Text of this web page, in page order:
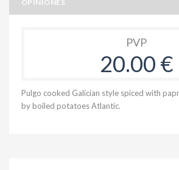
OPINIONES
PVP
20.00 €
Pulgo cooked Galician style spiced with
by boiled potatoes Atlantic.